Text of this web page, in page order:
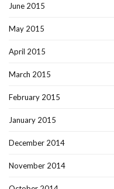
June 2015
May 2015
April 2015
March 2015
February 2015
January 2015
December 2014
November 2014